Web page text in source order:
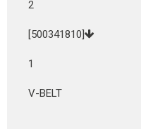
2
[500341810]
1
V-BELT